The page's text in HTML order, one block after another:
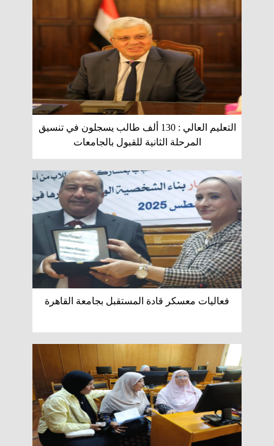
التعليم العالي : 130 ألف طالب يسجلون في تنسيق
المرحلة الثانية للقبول بالجامعات
فعاليات معسكر قادة المستقبل بجامعة القاهرة